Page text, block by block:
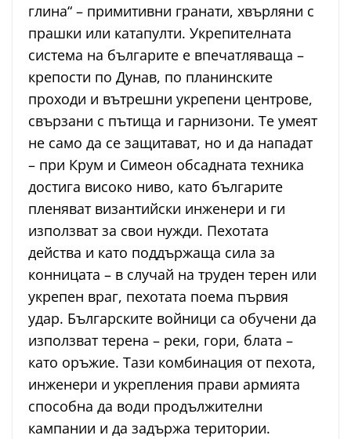
глина“ – примитивни гранати, хвърляни с
прашки или катапулти. Укрепителната
система на българите е впечатляваща –
крепости по Дунав, по планинските
проходи и вътрешни укрепени центрове,
свързани с пътища и гарнизони. Те умеят
не само да се защитават, но и да нападат
– при Крум и Симеон обсадната техника
достига високо ниво, като българите
пленяват византийски инженери и ги
използват за свои нужди. Пехотата
действа и като поддържаща сила за
конницата – в случай на труден терен или
укрепен враг, пехотата поема първия
удар. Българските войници са обучени да
използват терена – реки, гори, блата –
като оръжие. Тази комбинация от пехота,
инженери и укрепления прави армията
способна да води продължителни
кампании и да задържа територии.